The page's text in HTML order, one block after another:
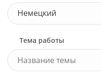
Немецкий
Тема работы